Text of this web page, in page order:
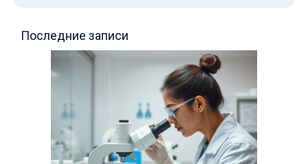
Последние записи